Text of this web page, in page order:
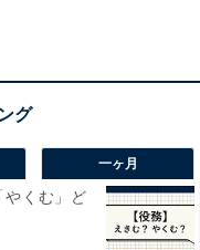
一ヶ月
やくむ」ど